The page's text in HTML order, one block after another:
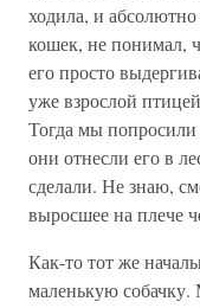
ходила, и
кошек, не понимал,
его просто
уже взрослой
Тогда мы попросили
они отнесли его в
сделали. Не знаю,
выросшее на плече
Как-то тот же
маленькую